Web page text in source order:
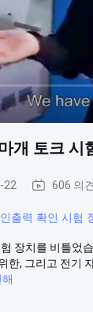
개 토크
22 606 의견
출력 확인 시험
장치를 비틀었
한, 그리고 전기